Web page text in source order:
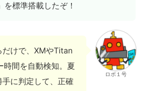
を標準搭載したぞ！
けで、XMやTitan
時間を自動検知。夏
に判定して、正確
ロボ１号